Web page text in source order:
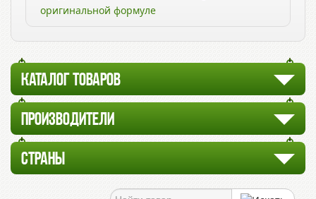
оригинальной формуле
КАТАЛОГ ТОВАРОВ
ПРОИЗВОДИТЕЛИ
СТРАНЫ